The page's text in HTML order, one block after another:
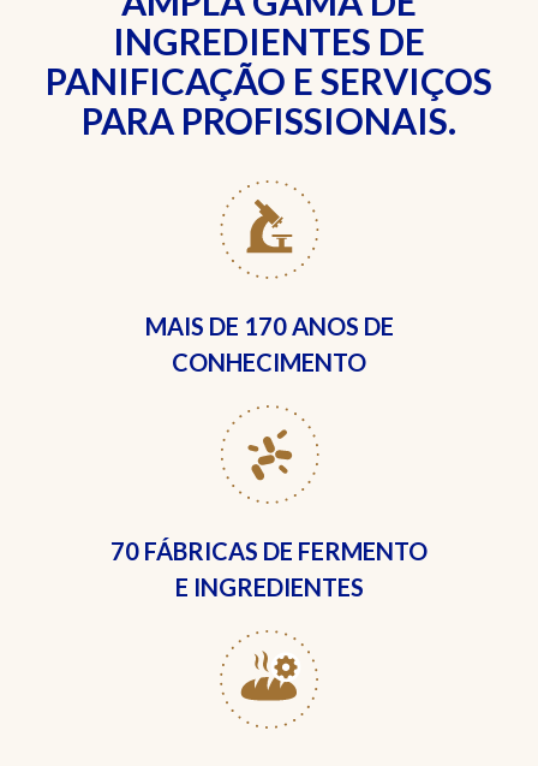
INGREDIENTES DE
PANIFICAÇÃO E SERVIÇOS
PARA PROFISSIONAIS.
MAIS DE 170 ANOS DE
CONHECIMENTO
70 FÁBRICAS DE FERMENTO
E INGREDIENTES